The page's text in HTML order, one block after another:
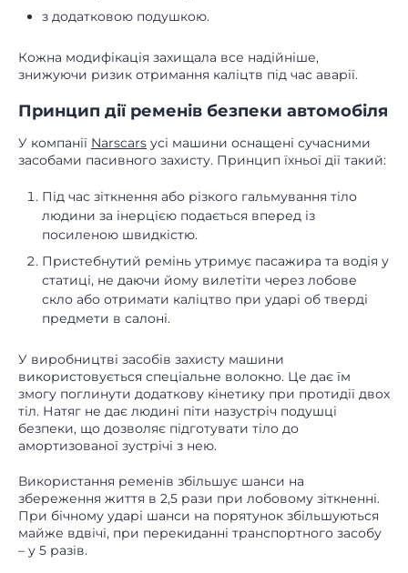
з додатковою подушкою.
Кожна модифікація захищала все надійніше,
знижуючи ризик отримання каліцтв під час аварії.
Принцип дії ременів безпеки автомобіля
У компанії Narscars усі машини оснащені сучасними
засобами пасивного захисту. Принцип їхньої дії такий:
Під час зіткнення або різкого гальмування тіло
людини за інерцією подається вперед із
посиленою швидкістю.
Пристебнутий ремінь утримує пасажира та водія у
статиці, не даючи йому вилетіти через лобове
скло або отримати каліцтво при ударі об тверді
предмети в салоні.
У виробництві засобів захисту машини
використовується спеціальне волокно. Це дає їм
змогу поглинути додаткову кінетику при протидії двох
тіл. Натяг не дає людині піти назустріч подушці
безпеки, що дозволяє підготувати тіло до
амортизованої зустрічі з нею.
Використання ременів збільшує шанси на
збереження життя в 2,5 рази при лобовому зіткненні.
При бічному ударі шанси на порятунок збільшуються
майже вдвічі, при перекиданні транспортного засобу
– у 5 разів.